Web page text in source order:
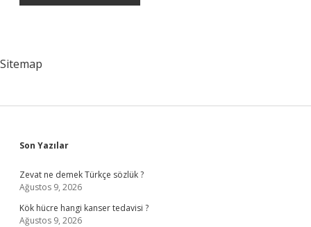
Sitemap
Sidebar
Son Yazılar
Zevat ne demek Türkçe sözlük ?
Ağustos 9, 2026
Kök hücre hangi kanser tedavisi ?
Ağustos 9, 2026